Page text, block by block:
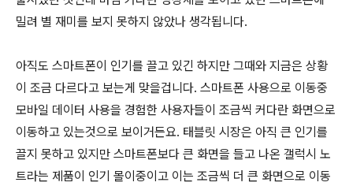
밀려 별 재미를 보지 못하지 않았나 생각됩니다.
아직도 스마트폰이 인기를 끌고 있긴 하지만 그때와 지금은 상황
이 조금 다르다고 보는게 맞을겁니다. 스마트폰 사용으로 이동중
모바일 데이터 사용을 경험한 사용자들이 조금씩 커다란 화면으로
이동하고 있는것으로 보이거든요. 태블릿 시장은 아직 큰 인기를
끌지 못하고 있지만 스마트폰보다 큰 화면을 들고 나온 갤럭시 노
트라는 제품이 인기 몰이중이고 이는 조금씩 더 큰 화면으로 이동